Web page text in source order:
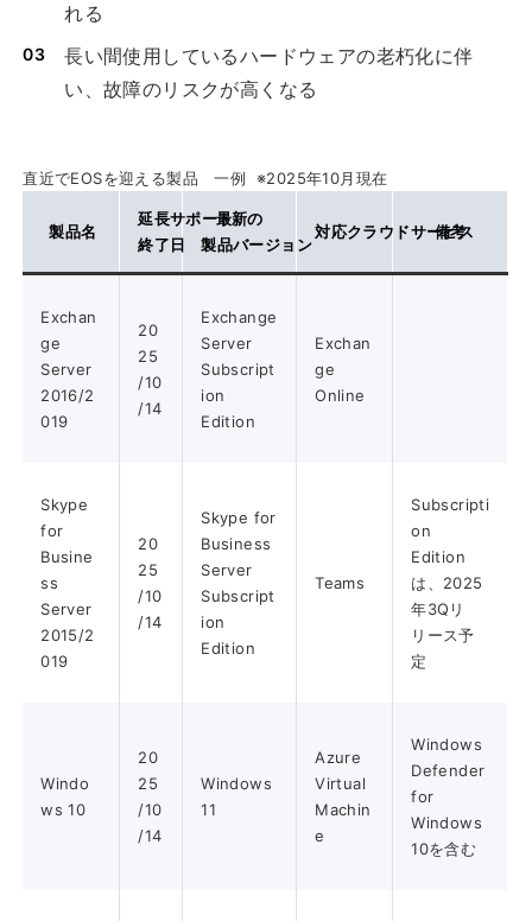
れる
長い間使用しているハードウェアの老朽化に伴
い、故障のリスクが高くなる
直近でEOSを迎える製品 一例 ※2025年10月現在
製品名
延長サポート
終了日
最新の
製品バージョン
対応クラウドサービス
備考
Exchan
ge
Server
2016/2
019
20
25
/10
/14
Exchange
Server
Subscript
ion
Edition
Exchan
ge
Online
Skype
for
Busine
ss
Server
2015/2
019
20
25
/10
/14
Skype for
Business
Server
Subscript
ion
Edition
Teams
Subscripti
on
Edition
は、2025
年3Qリ
リース予
定
Windo
ws 10
20
25
/10
/14
Windows
11
Azure
Virtual
Machin
e
Windows
Defender
for
Windows
10を含む